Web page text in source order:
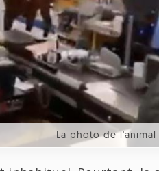
La photo de